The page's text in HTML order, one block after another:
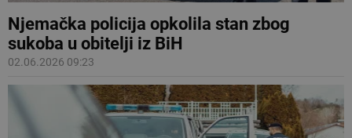
Njemačka policija opkolila stan zbog
sukoba u obitelji iz BiH
02.06.2026 09:23